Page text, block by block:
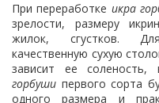
При переработке икра
зрелости, размеру
жилок, сгустков.
качественную сухую
зависит ее соленость,
горбуши первого сорта
одного размера и